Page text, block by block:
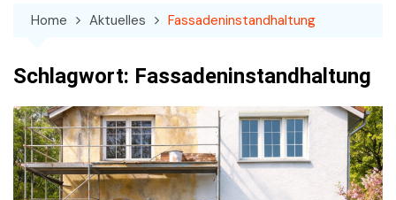
Home Aktuelles Fassadeninstandhaltung
Schlagwort: Fassadeninstandhaltung